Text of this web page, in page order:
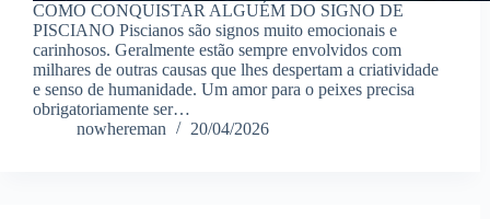
COMO CONQUISTAR ALGUÉM DO SIGNO DE
PISCIANO Piscianos são signos muito emocionais e
carinhosos. Geralmente estão sempre envolvidos com
milhares de outras causas que lhes despertam a criatividade
e senso de humanidade. Um amor para o peixes precisa
obrigatoriamente ser…
nowhereman
20/04/2026